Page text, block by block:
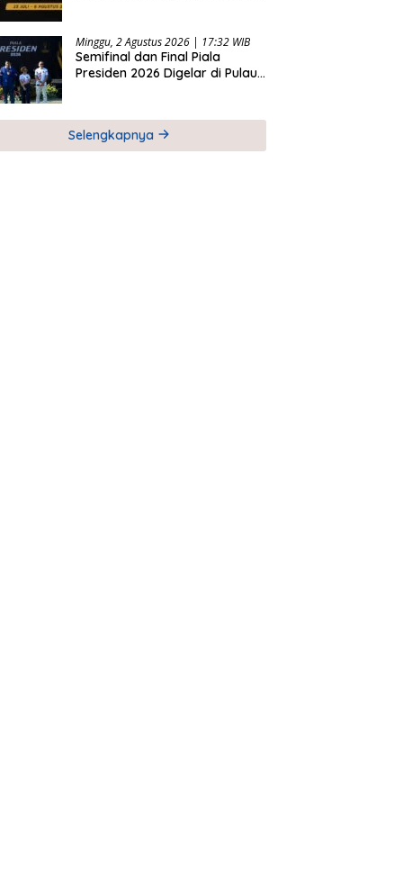
Minggu, 2 Agustus 2026 | 17:32 WIB
Semifinal dan Final Piala
Presiden 2026 Digelar di Pulau
Selengkapnya